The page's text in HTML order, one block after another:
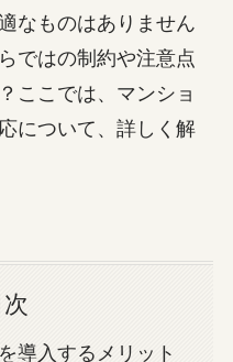
なものはありません
ではの制約や注意点
ここでは、マンショ
について、詳しく解
次
導入するメリット